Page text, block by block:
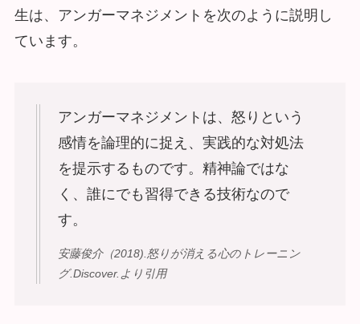
生は、アンガーマネジメントを次のように説明し
ています。
アンガーマネジメントは、怒りという
感情を論理的に捉え、実践的な対処法
を提示するものです。精神論ではな
く、誰にでも習得できる技術なので
す。
安藤俊介（2018).怒りが消える心のトレーニン
グ.Discover.より引用